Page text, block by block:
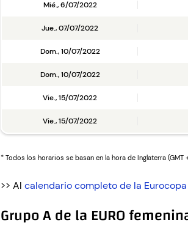
Mié., 6/07/2022
Jue., 07/07/2022
Dom., 10/07/2022
Dom., 10/07/2022
Vie., 15/07/2022
Vie., 15/07/2022
* Todos los horarios se basan en la hora de Inglaterra (GMT
>> Al calendario completo de la
Grupo A de la EURO